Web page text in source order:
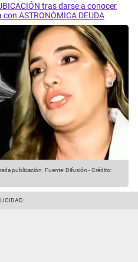
tras darse a conocer
ASTRONÓMICA DEUDA
publicación. Fuente: Difusión -Crédito: